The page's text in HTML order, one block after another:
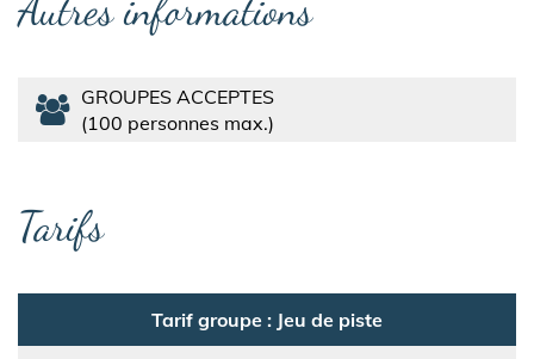
Autres informations
GROUPES ACCEPTES
100 personnes max.
Tarifs
Tarif groupe : Jeu de piste